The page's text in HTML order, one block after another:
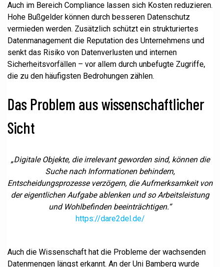
Auch im Bereich Compliance lassen sich Kosten reduzieren.
Hohe Bußgelder können durch besseren Datenschutz
vermieden werden. Zusätzlich schützt ein strukturiertes
Datenmanagement die Reputation des Unternehmens und
senkt das Risiko von Datenverlusten und internen
Sicherheitsvorfällen – vor allem durch unbefugte Zugriffe,
die zu den häufigsten Bedrohungen zählen.
Das Problem aus wissenschaftlicher
Sicht
„Digitale Objekte, die irrelevant geworden sind, können die
Suche nach Informationen behindern,
Entscheidungsprozesse verzögern, die Aufmerksamkeit von
der eigentlichen Aufgabe ablenken und so Arbeitsleistung
und Wohlbefinden beeinträchtigen.“
https://dare2del.de/
Auch die Wissenschaft hat die Probleme der wachsenden
Datenmengen längst erkannt. An der Uni Bamberg wurde